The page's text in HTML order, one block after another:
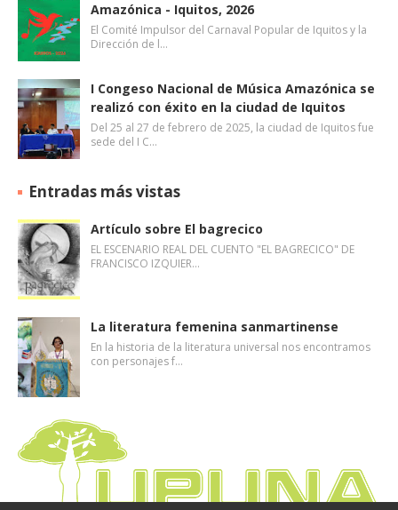
Amazónica - Iquitos, 2026
El Comité Impulsor del Carnaval Popular de Iquitos y la
Dirección de l…
I Congeso Nacional de Música Amazónica se
realizó con éxito en la ciudad de Iquitos
Del 25 al 27 de febrero de 2025, la ciudad de Iquitos fue
sede del I C…
Entradas más vistas
Artículo sobre El bagrecico
EL ESCENARIO REAL DEL CUENTO "EL BAGRECICO" DE
FRANCISCO IZQUIER…
La literatura femenina sanmartinense
En la historia de la literatura universal nos encontramos
con personajes f…